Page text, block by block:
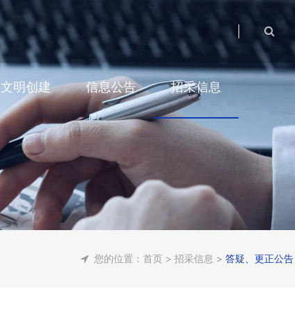
文明创建 信息公告 招采信息
您的位置： 首页 > 招采信息 > 答疑、更正公告